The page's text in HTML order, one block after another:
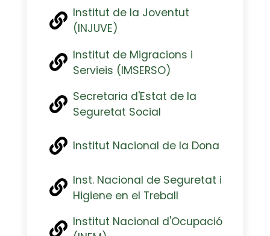
Institut de la Joventut
(INJUVE)
Institut de Migracions i
Servieis (IMSERSO)
Secretaria d'Estat de la
Seguretat Social
Institut Nacional de la Dona
Inst. Nacional de Seguretat i
Higiene en el Treball
Institut Nacional d'Ocupació